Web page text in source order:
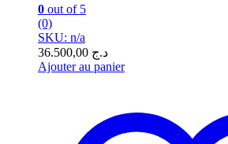
0 out of 5
(0)
SKU: n/a
د.ج
Ajouter au panier